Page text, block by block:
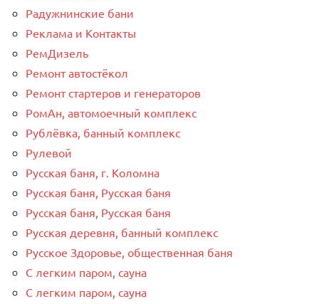
Радужнинские бани
Реклама и Контакты
РемДизель
Ремонт автостёкол
Ремонт стартеров и генераторов
РомАн, автомоечный комплекс
Рублёвка, банный комплекс
Рулевой
Русская баня, г. Коломна
Русская баня, Русская баня
Русская баня, Русская баня
Русская деревня, банный комплекс
Русское Здоровье, общественная баня
С легким паром, сауна
С легким паром, сауна